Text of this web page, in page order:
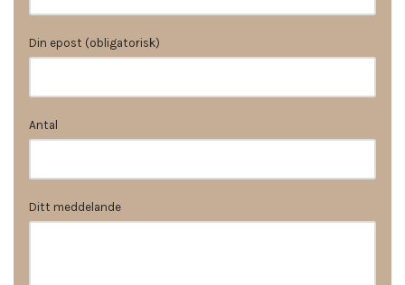
Din epost (obligatorisk)
Antal
Ditt meddelande